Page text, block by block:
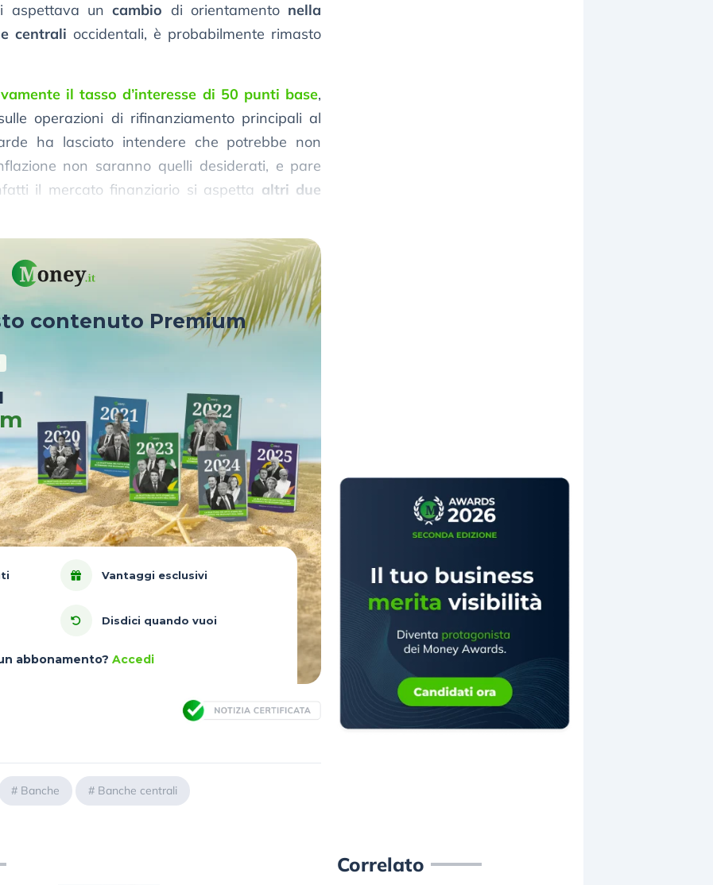
aspettava uncambio di orientamento nella
centrali occidentali, è probabilmente rimasto
il tasso d’interesse di 50 punti base,
operazioni di rifinanziamento principali al
ha lasciato intendere che potrebbe non
non saranno quelli desiderati, e pare
il mercato finanziario si aspetta altri due
contenuto Premium
Vantaggi esclusivi
Disdici quando vuoi
abbonamento? Accedi
# Banche # Banche centrali
Correlato